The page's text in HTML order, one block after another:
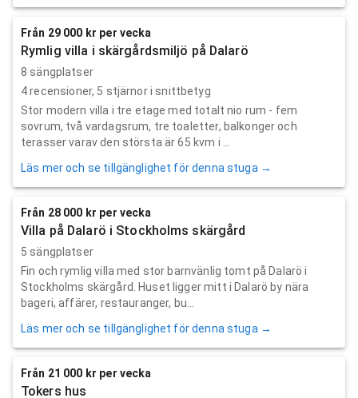
Från 29 000 kr per vecka
Rymlig villa i skärgårdsmiljö på Dalarö
8 sängplatser
4recensioner, 5 stjärnor i snittbetyg
Stor modern villa i tre etage med totalt nio rum - fem
sovrum, två vardagsrum, tre toaletter, balkonger och
terasser varav den största är 65 kvm i ...
Läs mer och se tillgänglighet för denna stuga →
Från 28 000 kr per vecka
Villa på Dalarö i Stockholms skärgård
5 sängplatser
Fin och rymlig villa med stor barnvänlig tomt på Dalarö i
Stockholms skärgård. Huset ligger mitt i Dalarö by nära
bageri, affärer, restauranger, bu...
Läs mer och se tillgänglighet för denna stuga →
Från 21 000 kr per vecka
Tokers hus